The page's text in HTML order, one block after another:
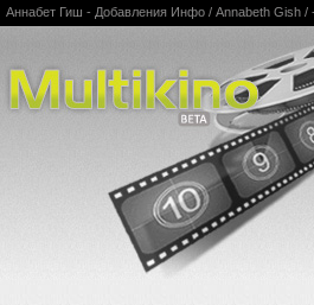
Multikino
Аннабет Гиш - Добавления Инфо / Annabeth Gish /